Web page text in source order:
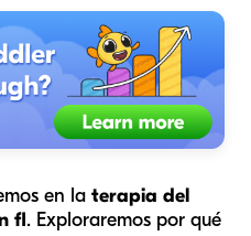
en la terapia del
fl. Exploraremos por qué